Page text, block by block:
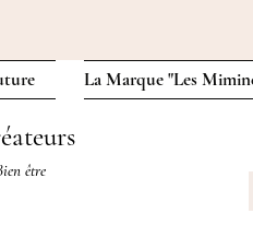
La Marque "Les
être